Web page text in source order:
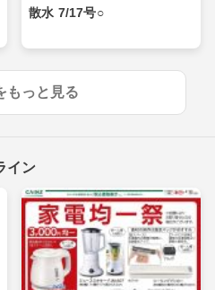
散水 7/17号○
もっと見る
イン